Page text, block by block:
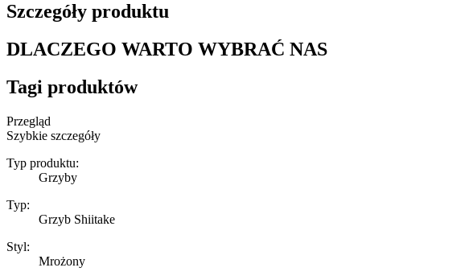
Szczegóły produktu
DLACZEGO WARTO WYBRAĆ NAS
Tagi produktów
Przegląd
Szybkie szczegóły
Typ produktu:
Grzyby
Typ:
Grzyb Shiitake
Styl:
Mrożony